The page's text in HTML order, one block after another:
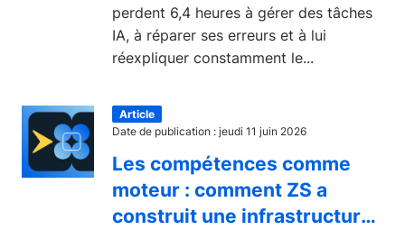
perdent 6,4 heures à gérer des tâches
IA, à réparer ses erreurs et à lui
réexpliquer constamment le...
Article
Date de publication : jeudi 11 juin 2026
Les compétences comme
moteur : comment ZS a
construit une infrastructure